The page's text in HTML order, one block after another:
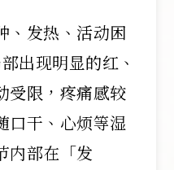
、发热、活动困
出现明显的红、
受限，疼痛感较
口干、心烦等湿
内部在「发